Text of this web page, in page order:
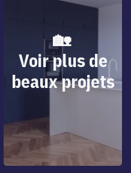
🏡
Voir plus de
beaux projets